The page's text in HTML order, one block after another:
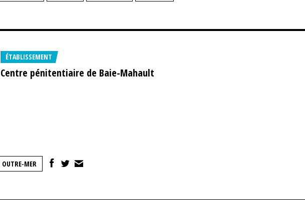
ÉTABLISSEMENT
Centre pénitentiaire de Baie-Mahault
OUTRE-MER